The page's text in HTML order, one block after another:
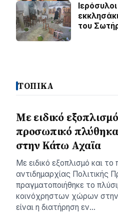
του
ΤΟΠΙΚΑ
Με ειδικό
προσωπικό
στην Κάτω Αχαϊα
Με ειδικό εξοπλισμό και
αντιδημαρχίας Πολιτικής
πραγματοποιήθηκε το
κοινόχρηστων χώρων
είναι η διατήρηση εν…